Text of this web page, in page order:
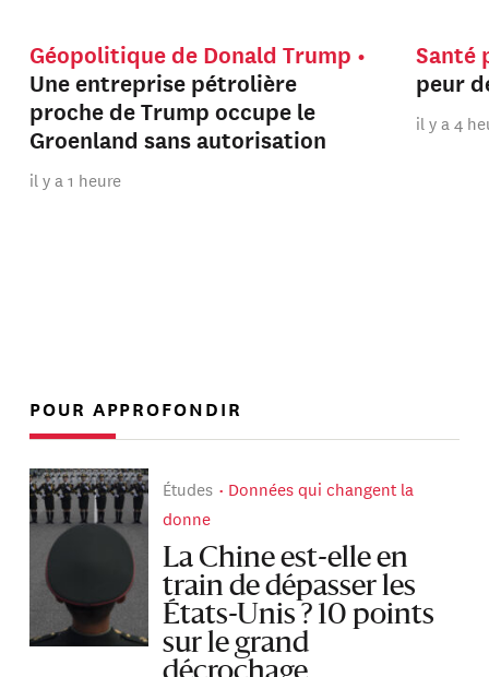
Géopolitique de Donald Trump
Une entreprise pétrolière
proche de Trump occupe le
Groenland sans autorisation
il y a 1 heure
Santé
peur
il y a 4
POUR APPROFONDIR
Études
Données qui changent la
donne
La Chine est-elle en
train de dépasser les
États-Unis ? 10 points
sur le grand